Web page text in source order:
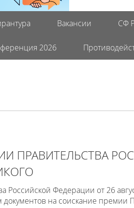
Вакансии СФ
2026
ПРАВИТЕЛЬСТВА
Российской Федерации от 26
на соискание премии